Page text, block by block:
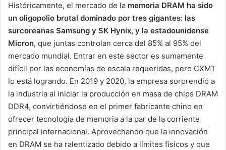
Históricamente, el mercado de la memoria DRAM ha sido
un oligopolio brutal dominado por tres gigantes: las
surcoreanas Samsung y SK Hynix, y la estadounidense
Micron, que juntas controlan cerca del 85% al 95% del
mercado mundial. Entrar en este sector es sumamente
difícil por las economías de escala requeridas, pero CXMT
lo está logrando. En 2019 y 2020, la empresa sorprendió a
la industria al iniciar la producción en masa de chips DRAM
DDR4, convirtiéndose en el primer fabricante chino en
ofrecer tecnología de memoria a la par de la corriente
principal internacional. Aprovechando que la innovación
en DRAM se ha ralentizado debido a límites físicos y que